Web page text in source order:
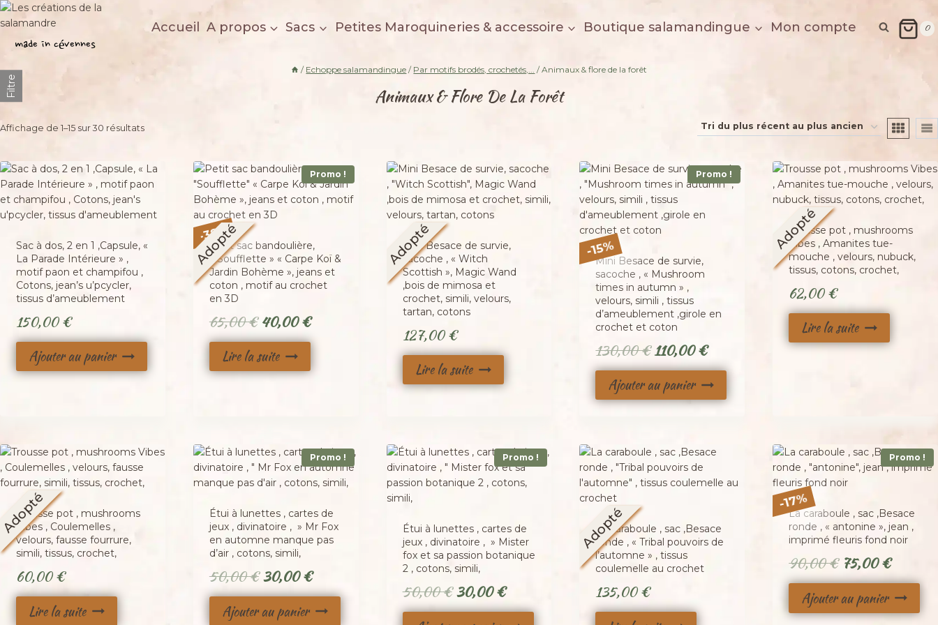
Aller
au
contenu
Les créations de la salamandre
made in cévennes
Accueil A propos Sacs Petites Maroquineries & accessoire Boutique salamandingue Mon compte 0
/ Echoppe salamandingue / Par motifs brodés, crochetés,... / Animaux & flore de la forêt
Animaux & Flore De La Forêt
Affichage de 1–15 sur 30 résultatsTrié
plus
récent
au
Sac à dos, 2 en 1 ,Capsule, «
La Parade Intérieure » ,
motif paon et champifou ,
Cotons, jean’s u’pcycler,
tissus d’ameublement
150,00€
Ajouter au panier
Promo !
-38%
Adopté
Petit sac bandoulière,
« Soufflette » « Carpe Koï &
Jardin Bohème », jeans et
coton , motif au crochet
en 3D
65,00€ Le
prix
initial
40,00€Le
prix
Lire la suite
Adopté
Mini Besace de survie,
sacoche , « Witch
Scottish », Magic Wand
,bois de mimosa et
crochet, simili, velours,
tartan, cotons
127,00€
Lire la suite
Promo !
-15%
Mini Besace de survie,
sacoche , « Mushroom
times in autumn » ,
velours, simili , tissus
d’ameublement ,girole en
crochet et coton
130,00€ Le
prix
initial
110,00€Le
prix
actuel
Ajouter au panier
Adopté
Trousse pot , mushrooms
Vibes , Amanites tue-
mouche , velours, nubuck,
tissus, cotons, crochet,
62,00€
Lire la suite
Trousse pot , mushrooms
Vibes , Coulemelles ,
velours, fausse fourrure,
simili, tissus, crochet,
60,00€
Lire la suite
Promo !
Étui à lunettes , cartes de
jeux , divinatoire , » Mr Fox
en automne manque pas
d’air , cotons, simili,
50,00€ Le
prix
initial
30,00€Le
prix
actuel
Ajouter au panier
Promo !
Étui à lunettes , cartes de
jeux , divinatoire , » Mister
fox et sa passion botanique
2 , cotons, simili,
50,00€ Le
prix
30,00€Le
prix
Adopté
La caraboule , sac ,Besace
ronde , « Tribal pouvoirs de
l’automne » , tissus
coulemelle au crochet
135,00€
Promo !
-17%
La caraboule , sac ,Besace
ronde , « antonine », jean ,
imprimé fleuris fond noir
90,00€ Le
prix
initial
75,00€Le
prix
actuel
Ajouter au panier
Filtre